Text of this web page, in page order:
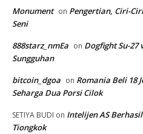
Monument on Pengertian, Ciri-
Seni
888starz_nmEa on Dogfight Su-27
Sungguhan
bitcoin_dgoa on Romania Beli 18
Seharga Dua Porsi Cilok
SETIYA BUDI on Intelijen AS
Tiongkok